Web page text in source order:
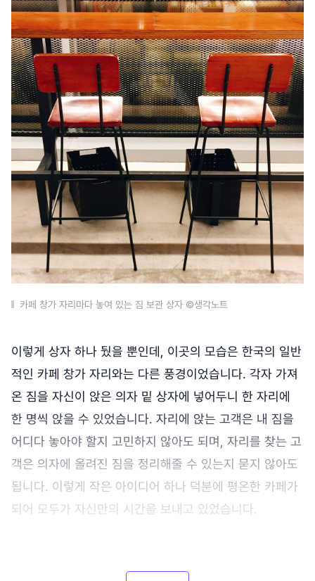
카페 창가 자리마다 놓여 있는 짐 보관 상자 ©생각노트
이렇게 상자 하나 뒀을 뿐인데, 이곳의 모습은 한국의 일반
적인 카페 창가 자리와는 다른 풍경이었습니다. 각자 가져
온 짐을 자신이 앉은 의자 밑 상자에 넣어두니 한 자리에
한 명씩 앉을 수 있었습니다. 자리에 앉는 고객은 내 짐을
어디다 놓아야 할지 고민하지 않아도 되며, 자리를 찾는 고
객은 의자에 올려진 짐을 정리해줄 수 있는지 묻지 않아도
됩니다. 이렇게 작은 아이디어 하나 덕분에 평온한 카페가
되어 모두가 자신만의 시간을 보내고 있었습니다.